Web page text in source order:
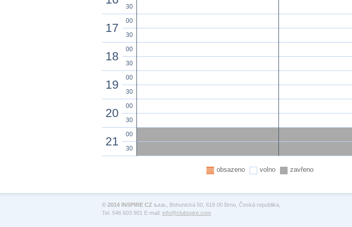
30
17
00
30
18
00
30
19
00
30
20
00
30
21
00
30
obsazeno volno zavřeno
© 2014 INSPIRE CZ s.r.o. , Bohunická 50, 619 00 Brno, Česká republika,
Tel. 546 603 901 E-mail: info@clubspire.com